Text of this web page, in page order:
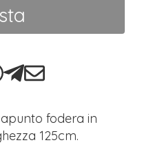
fodera in
125cm.